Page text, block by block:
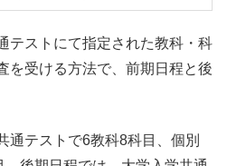
テストにて指定された教科・科
を受ける方法で、前期日程と後
通テストで6教科8科目、個別